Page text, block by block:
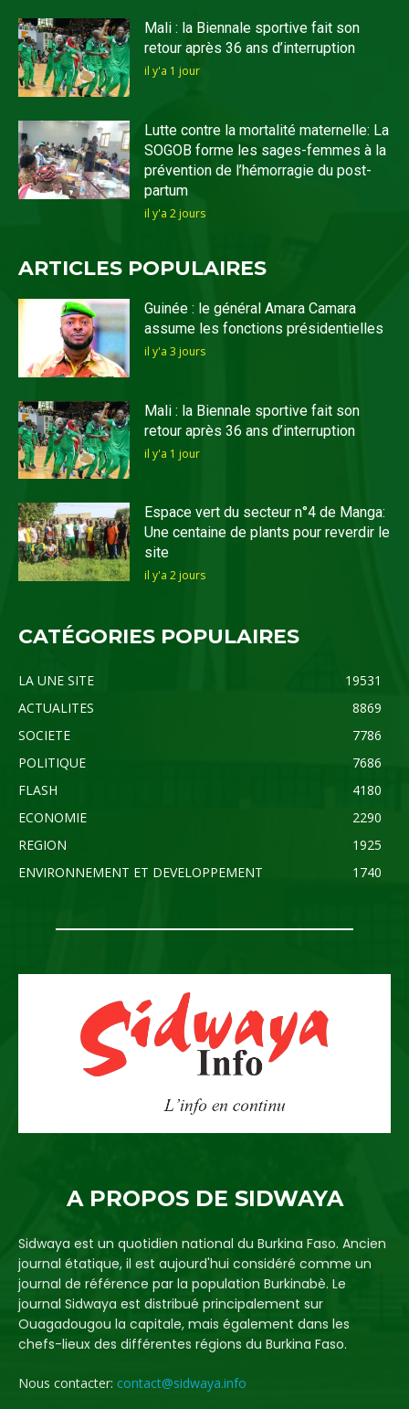
Mali : la Biennale sportive fait son
retour après 36 ans d’interruption
il y'a 1 jour
Lutte contre la mortalité maternelle: La
SOGOB forme les sages-femmes à la
prévention de l’hémorragie du post-
partum
il y'a 2 jours
ARTICLES POPULAIRES
Guinée : le général Amara Camara
assume les fonctions présidentielles
il y'a 3 jours
Mali : la Biennale sportive fait son
retour après 36 ans d’interruption
il y'a 1 jour
Espace vert du secteur n°4 de Manga:
Une centaine de plants pour reverdir le
site
il y'a 2 jours
CATÉGORIES POPULAIRES
LA UNE SITE
19531
ACTUALITES
8869
SOCIETE
7786
POLITIQUE
7686
FLASH
4180
ECONOMIE
2290
REGION
1925
ENVIRONNEMENT ET DEVELOPPEMENT
1740
A PROPOS DE SIDWAYA
Sidwaya est un quotidien national du Burkina Faso. Ancien
journal étatique, il est aujourd'hui considéré comme un
journal de référence par la population Burkinabè. Le
journal Sidwaya est distribué principalement sur
Ouagadougou la capitale, mais également dans les
chefs-lieux des différentes régions du Burkina Faso.
Nous contacter: contact@sidwaya.info